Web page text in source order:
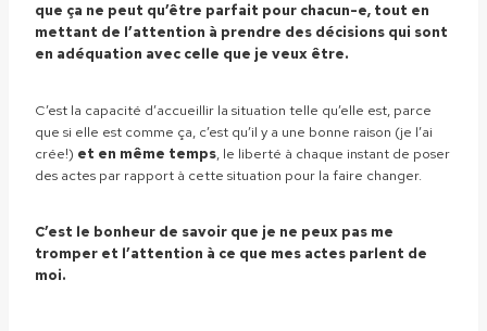
que ça ne peut qu’être parfait pour chacun-e, tout en
mettant de l’attention à prendre des décisions qui sont
en adéquation avec celle que je veux être.
C’est la capacité d’accueillir la situation telle qu’elle est, parce
que si elle est comme ça, c’est qu’il y a une bonne raison (je l’ai
crée!) et en même temps, le liberté à chaque instant de poser
des actes par rapport à cette situation pour la faire changer.
C’est le bonheur de savoir que je ne peux pas me
tromper et l’attention à ce que mes actes parlent de
moi.